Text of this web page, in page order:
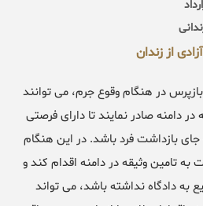
از زندان
در هنگام وقوع جرم، می توانند
دامنه صادر نمایند تا دارای فرصتی
جای بازداشت فرد باشد. در این هنگام
تامین وثیقه در دامنه اقدام کند و
به دادگاه نداشته باشد، می تواند